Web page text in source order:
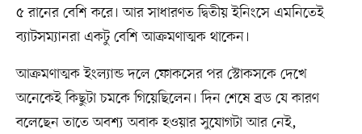
৫ রানের বেশি করে। আর সাধারণত দ্বিতীয় ইনিংসে এমনিতেই
ব্যাটসম্যানরা একটু বেশি আক্রমণাত্মক থাকেন।
আক্রমণাত্মক ইংল্যান্ড দলে ফোকসের পর স্টোকসকে দেখে
অনেকেই কিছুটা চমকে গিয়েছিলেন। দিন শেষে ব্রড যে কারণ
বলেছেন তাতে অবশ্য অবাক হওয়ার সুযোগটা আর নেই,